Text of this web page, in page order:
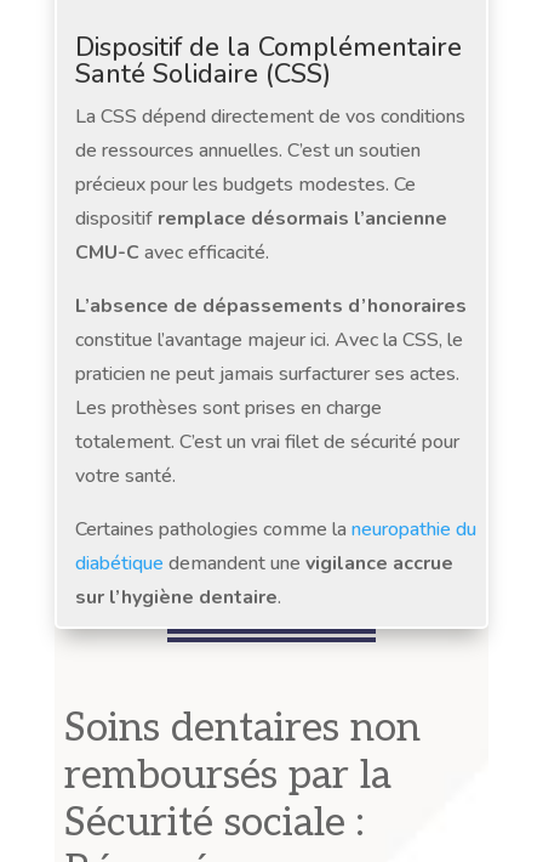
Dispositif de la Complémentaire
Santé Solidaire (CSS)
La CSS dépend directement de vos conditions
de ressources annuelles. C’est un soutien
précieux pour les budgets modestes. Ce
dispositif remplace désormais l’ancienne
CMU-C avec efficacité.
L’absence de dépassements d’honoraires
constitue l’avantage majeur ici. Avec la CSS, le
praticien ne peut jamais surfacturer ses actes.
Les prothèses sont prises en charge
totalement. C’est un vrai filet de sécurité pour
votre santé.
Certaines pathologies comme la neuropathie du
diabétique demandent une vigilance accrue
sur l’hygiène dentaire.
Soins dentaires non
remboursés par la
Sécurité sociale :